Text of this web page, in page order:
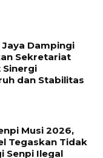
Dampingi
Sekretariat
Sinergi
dan Stabilitas
Musi 2026,
Tegaskan Tidak
Senpi Ilegal